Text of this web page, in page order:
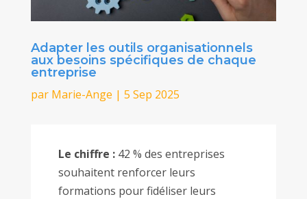
Adapter les outils organisationnels
aux besoins spécifiques de chaque
entreprise
par Marie-Ange | 5 Sep 2025
Le chiffre :42 % des entreprises
souhaitent renforcer leurs
formations pour fidéliser leurs